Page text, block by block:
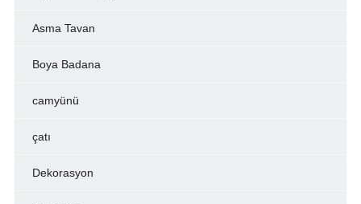
Asma Tavan
Boya Badana
camyünü
çatı
Dekorasyon